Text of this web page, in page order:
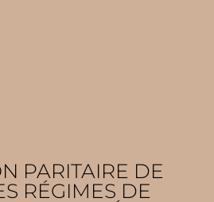
PARITAIRE DE
RÉGIMES DE